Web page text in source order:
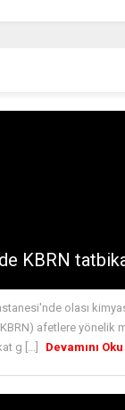
KBRN
olası
afetlere yönelik
g [...]
Devamını Oku